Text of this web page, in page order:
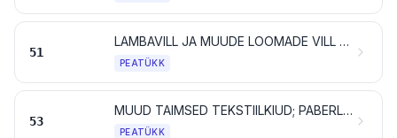
51
LAMBAVILL JA MUUDE LOOMADE VILL NING LOOMAKARVAD; HOBUSEJÕHVIST LÕNG JA RIIE
PEATÜKK
53
MUUD TAIMSED TEKSTIILKIUD; PABERLÕNG JA PABERLÕNGAST RIIE
PEATÜKK